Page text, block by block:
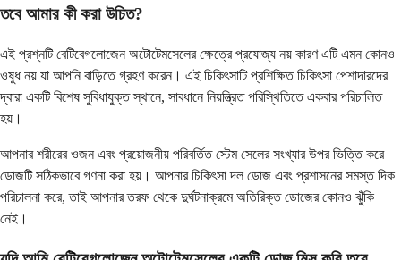
তবে আমার কী করা উচিত?
এই প্রশ্নটি বেটিবেগলোজেন অটোটেমসেলের ক্ষেত্রে প্রযোজ্য নয় কারণ এটি এমন কোনও
ওষুধ নয় যা আপনি বাড়িতে গ্রহণ করেন। এই চিকিৎসাটি প্রশিক্ষিত চিকিৎসা পেশাদারদের
দ্বারা একটি বিশেষ সুবিধাযুক্ত স্থানে, সাবধানে নিয়ন্ত্রিত পরিস্থিতিতে একবার পরিচালিত
হয়।
আপনার শরীরের ওজন এবং প্রয়োজনীয় পরিবর্তিত স্টেম সেলের সংখ্যার উপর ভিত্তি করে
ডোজটি সঠিকভাবে গণনা করা হয়। আপনার চিকিৎসা দল ডোজ এবং প্রশাসনের সমস্ত দিক
পরিচালনা করে, তাই আপনার তরফ থেকে দুর্ঘটনাক্রমে অতিরিক্ত ডোজের কোনও ঝুঁকি
নেই।